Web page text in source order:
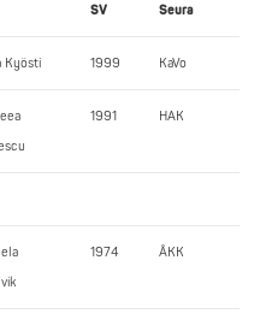
SV Seura
Kyösti 1999 KaVo
1991 HAK
1974 ÅKK